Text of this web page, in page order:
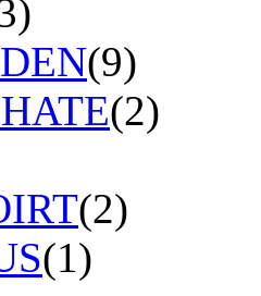
(9)
(2)
(2)
(1)